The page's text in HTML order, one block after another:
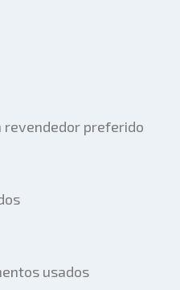
revendedor preferido
usados